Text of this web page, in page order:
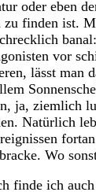
oder eben
finden ist.
vor
lässt man
ja, ziemlich
Natürlich
Wo
finde ich auch